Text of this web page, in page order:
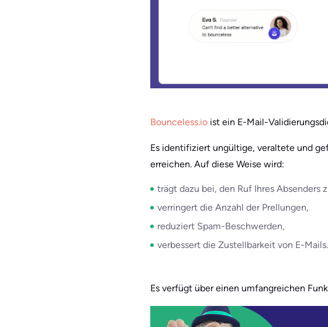
Bounceless.io ist ein E-Mail-
Es identifiziert ungültige, veraltete und
erreichen. Auf diese Weise wird:
trägt dazu bei, den Ruf Ihres Absenders
verringert die Anzahl der Prellungen,
reduziert Spam-Beschwerden,
verbessert die Zustellbarkeit von E-Mails.
Es verfügt über einen umfangreichen